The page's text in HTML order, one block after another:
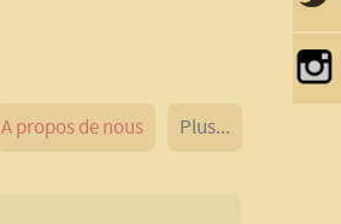
A propos de nous Plus...